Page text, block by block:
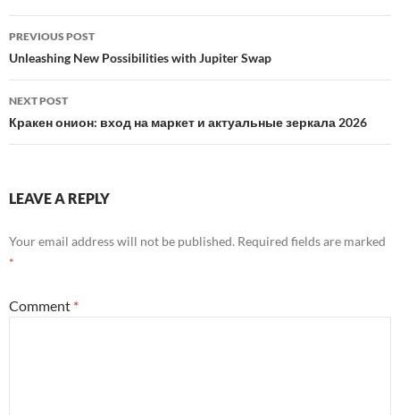
Post
navigation
PREVIOUS POST
Unleashing New Possibilities with Jupiter Swap
NEXT POST
Кракен онион: вход на маркет и актуальные зеркала 2026
LEAVE A REPLY
Your email address will not be published. Required fields are marked
*
Comment *